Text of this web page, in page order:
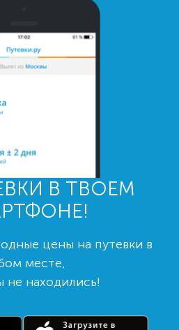
В ТВОЕМ
цены на путевки в
месте,
не находились!